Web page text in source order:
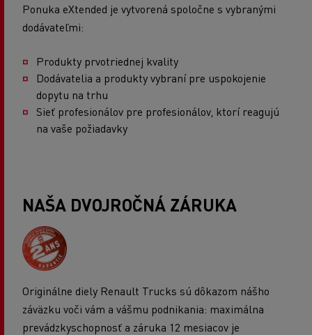
Ponuka eXtended je vytvorená spoločne s vybranými
dodávateľmi:
Produkty prvotriednej kvality
Dodávatelia a produkty vybraní pre uspokojenie
dopytu na trhu
Sieť profesionálov pre profesionálov, ktorí reagujú
na vaše požiadavky
NAŠA DVOJROČNÁ ZÁRUKA
Originálne diely Renault Trucks sú dôkazom nášho
záväzku voči vám a vášmu podnikania: maximálna
prevádzkyschopnosť a záruka 12 mesiacov je